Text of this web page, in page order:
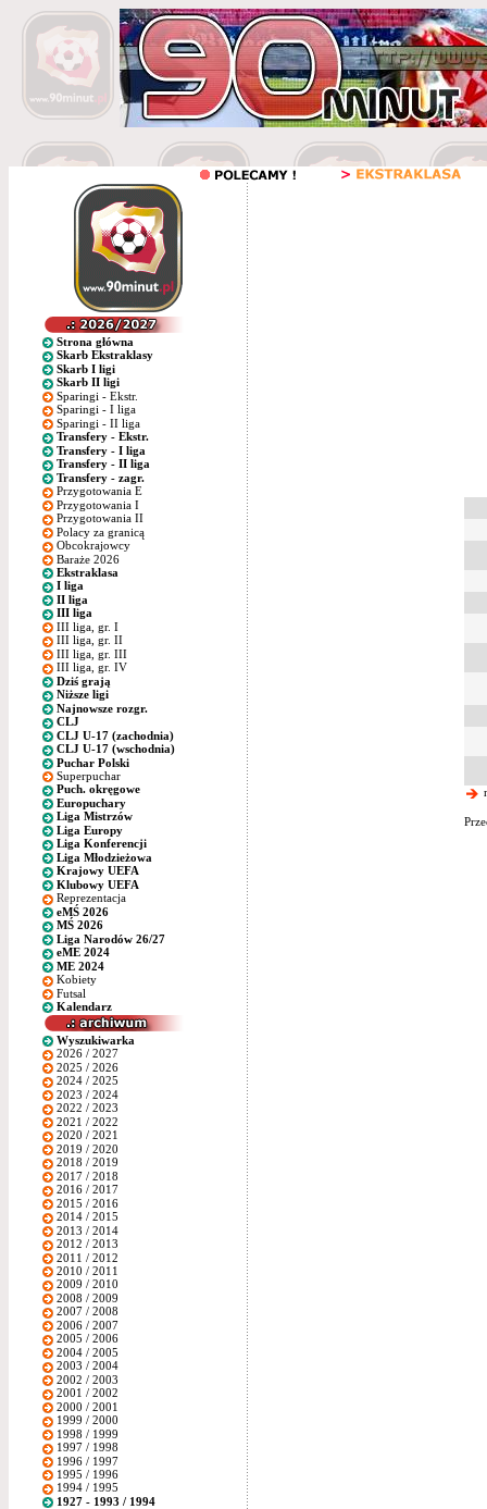
Strona główna
Skarb Ekstraklasy
Skarb I ligi
Skarb II ligi
Sparingi - Ekstr.
Sparingi - I liga
Sparingi - II liga
Transfery - Ekstr.
Transfery - I liga
Transfery - II liga
Transfery - zagr.
Przygotowania E
Przygotowania I
Przygotowania II
Polacy za granicą
Obcokrajowcy
Baraże 2026
Ekstraklasa
I liga
II liga
III liga
III liga, gr. I
III liga, gr. II
III liga, gr. III
III liga, gr. IV
Dziś grają
Niższe ligi
Najnowsze rozgr.
CLJ
CLJ U-17 (zachodnia)
CLJ U-17 (wschodnia)
Puchar Polski
Superpuchar
Puch. okręgowe
Europuchary
Liga Mistrzów
Liga Europy
Liga Konferencji
Liga Młodzieżowa
Krajowy UEFA
Klubowy UEFA
Reprezentacja
eMŚ 2026
MŚ 2026
Liga Narodów 26/27
eME 2024
ME 2024
Kobiety
Futsal
Kalendarz
Wyszukiwarka
2026 / 2027
2025 / 2026
2024 / 2025
2023 / 2024
2022 / 2023
2021 / 2022
2020 / 2021
2019 / 2020
2018 / 2019
2017 / 2018
2016 / 2017
2015 / 2016
2014 / 2015
2013 / 2014
2012 / 2013
2011 / 2012
2010 / 2011
2009 / 2010
2008 / 2009
2007 / 2008
2006 / 2007
2005 / 2006
2004 / 2005
2003 / 2004
2002 / 2003
2001 / 2002
2000 / 2001
1999 / 2000
1998 / 1999
1997 / 1998
1996 / 1997
1995 / 1996
1994 / 1995
1927 - 1993 / 1994